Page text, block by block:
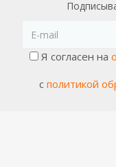
Я согласен на
с политикой